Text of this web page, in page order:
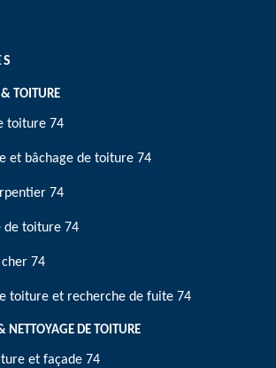
TOITURE
toiture 74
et bâchage de toiture 74
74
de toiture 74
74
toiture et recherche de fuite 74
NETTOYAGE DE TOITURE
et façade 74